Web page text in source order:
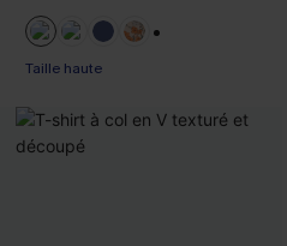
Taille haute